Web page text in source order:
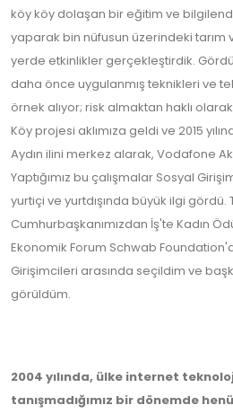
köy köy dolaşan bir eğitim ve
yaparak bin nüfusun üzerindeki tarım
yerde etkinlikler gerçekleştirdik.
daha önce uygulanmış teknikleri ve
örnek alıyor; risk almaktan haklı olarak
Köy projesi aklımıza geldi ve 2015
Aydın ilini merkez alarak, Vodafone
Yaptığımız bu çalışmalar Sosyal
yurtiçi ve yurtdışında büyük ilgi gördü.
Cumhurbaşkanımızdan İş'te Kadın
Ekonomik Forum Schwab
Girişimcileri arasında seçildim ve
görüldüm.
2004 yılında, ülke internet
tanışmadığımız bir dönemde